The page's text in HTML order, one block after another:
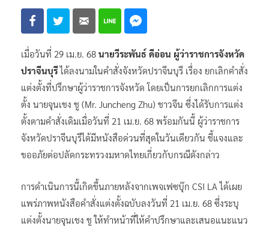
เมื่อวันที่ 29 เม.ย. 68 นายวีระพันธ์ ดีอ่อน ผู้ว่าราชการจังหวัด
ปราจีนบุรีได้ลงนามในคำสั่งจังหวัดปราจีนบุรี เรื่อง ยกเลิกคำสั่ง
แต่งตั้งที่ปรึกษาผู้ว่าราชการจังหวัด โดยเป็นการยกเลิกการแต่ง
ตั้ง นายจุนเชง ชู (Mr. Juncheng Zhu) ชาวจีน ซึ่งได้รับการแต่ง
ตั้งตามคำสั่งเดิมเมื่อวันที่ 21 เม.ย. 68 พร้อมกันนี้ ผู้ว่าราชการ
จังหวัดปราจีนบุรีได้มีหนังสือด่วนที่สุดในวันเดียวกัน ชี้แจงและ
ขออภัยต่อปลัดกระทรวงมหาดไทยเกี่ยวกับกรณีดังกล่าว
การดำเนินการนี้เกิดขึ้นภายหลังจากเพจเฟซบุ๊ก CSI LA ได้เผย
แพร่ภาพหนังสือคำสั่งแต่งตั้งฉบับลงวันที่ 21 เม.ย. 68 ซึ่งระบุ
แต่งตั้งนายจุนเชง ชู ให้ทำหน้าที่ให้คำปรึกษาและเสนอแนะแนว